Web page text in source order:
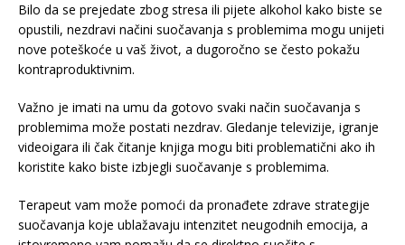
Bilo da se prejedate zbog stresa ili pijete alkohol kako biste se
opustili, nezdravi načini suočavanja s problemima mogu unijeti
nove poteškoće u vaš život, a dugoročno se često pokažu
kontraproduktivnim.
Važno je imati na umu da gotovo svaki način suočavanja s
problemima može postati nezdrav. Gledanje televizije, igranje
videoigara ili čak čitanje knjiga mogu biti problematični ako ih
koristite kako biste izbjegli suočavanje s problemima.
Terapeut vam može pomoći da pronađete zdrave strategije
suočavanja koje ublažavaju intenzitet neugodnih emocija, a